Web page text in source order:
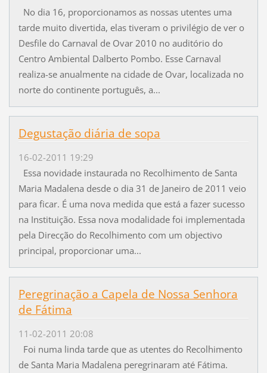
No dia 16, proporcionamos as nossas utentes uma
tarde muito divertida, elas tiveram o privilégio de ver o
Desfile do Carnaval de Ovar 2010 no auditório do
Centro Ambiental Dalberto Pombo. Esse Carnaval
realiza-se anualmente na cidade de Ovar, localizada no
norte do continente português, a...
Degustação diária de sopa
16-02-2011 19:29
Essa novidade instaurada no Recolhimento de Santa
Maria Madalena desde o dia 31 de Janeiro de 2011 veio
para ficar. É uma nova medida que está a fazer sucesso
na Instituição. Essa nova modalidade foi implementada
pela Direcção do Recolhimento com um objectivo
principal, proporcionar uma...
Peregrinação a Capela de Nossa Senhora
de Fátima
11-02-2011 20:08
Foi numa linda tarde que as utentes do Recolhimento
de Santa Maria Madalena peregrinaram até Fátima.